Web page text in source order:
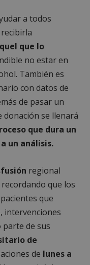
a todos
que lo
no estar en
También es
con datos de
de pasar un
donación se llenará
que dura un
un análisis.
regional
que los
que
intervenciones
de sus
de
de lunes a